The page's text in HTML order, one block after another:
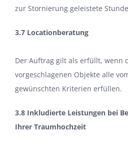
zur Stornierung geleistete
3.7 Locationberatung
Der Auftrag gilt als erfüllt, wenn
vorgeschlagenen Objekte alle
gewünschten Kriterien erfüllen.
3.8 Inkludierte Leistungen bei
Ihrer Traumhochzeit